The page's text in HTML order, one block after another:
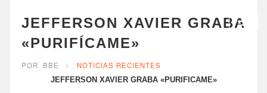
JEFFERSON XAVIER GRABA
«PURIFÍCAME»
POR BBE NOTICIAS RECIENTES
JEFFERSON XAVIER GRABA «PURIFICAME»